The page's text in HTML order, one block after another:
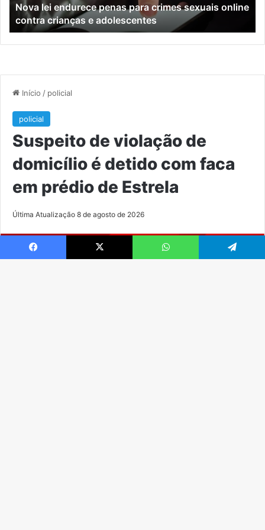
contra
crianças
e
adolescentes
Nova lei endurece penas para crimes sexuais online
contra crianças e adolescentes
Facebook X WhatsApp Telegram